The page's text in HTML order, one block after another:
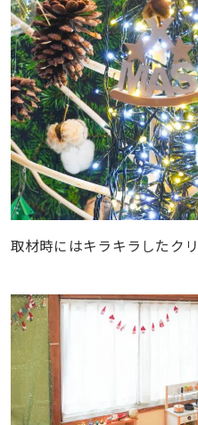
取材時にはキラキラしたク